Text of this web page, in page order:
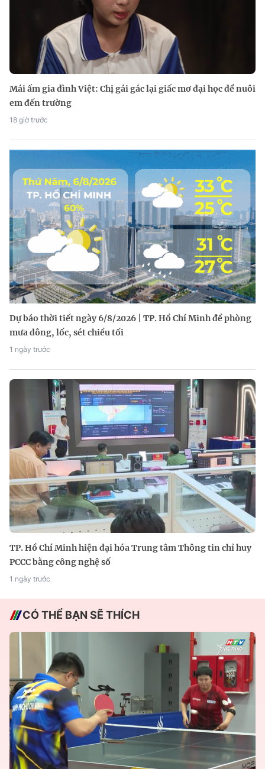
Mái ấm gia đình Việt: Chị gái gác lại giấc mơ đại học để nuôi
em đến trường
18 giờ trước
Dự báo thời tiết ngày 6/8/2026 | TP. Hồ Chí Minh đề phòng
mưa dông, lốc, sét chiều tối
1 ngày trước
TP. Hồ Chí Minh hiện đại hóa Trung tâm Thông tin chỉ huy
PCCC bằng công nghệ số
1 ngày trước
CÓ THỂ BẠN SẼ THÍCH